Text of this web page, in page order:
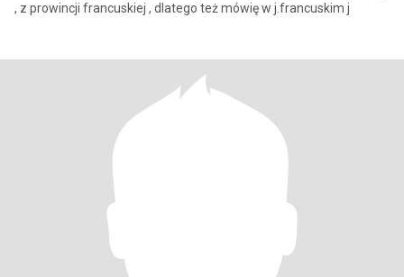
, z prowincji francuskiej , dlatego też mówię w j.francuskim j